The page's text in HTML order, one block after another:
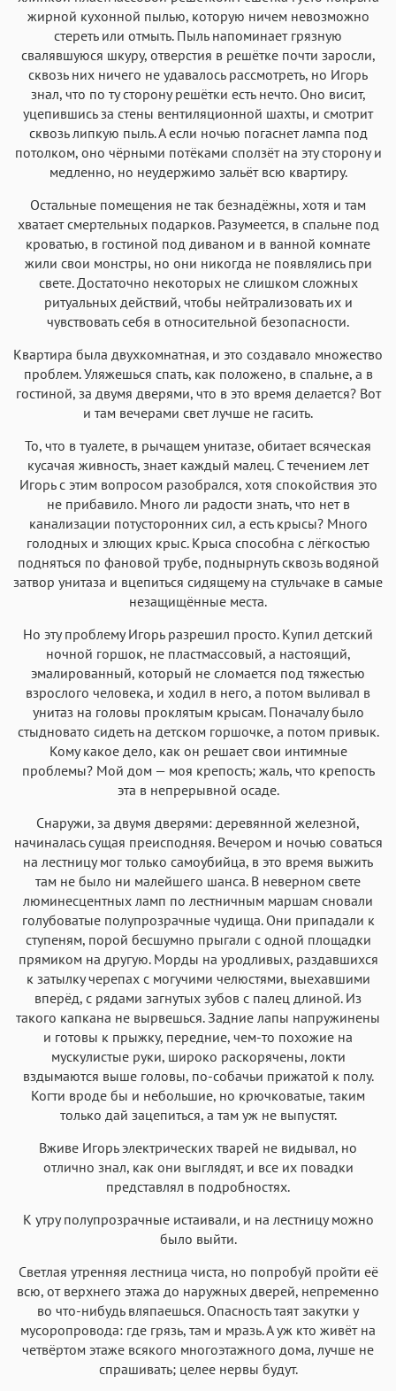
жирной кухонной пылью, которую ничем невозможно
стереть или отмыть. Пыль напоминает грязную
свалявшуюся шкуру, отверстия в решётке почти заросли,
сквозь них ничего не удавалось рассмотреть, но Игорь
знал, что по ту сторону решётки есть нечто. Оно висит,
уцепившись за стены вентиляционной шахты, и смотрит
сквозь липкую пыль. А если ночью погаснет лампа под
потолком, оно чёрными потёками сползёт на эту сторону и
медленно, но неудержимо зальёт всю квартиру.
Остальные помещения не так безнадёжны, хотя и там
хватает смертельных подарков. Разумеется, в спальне под
кроватью, в гостиной под диваном и в ванной комнате
жили свои монстры, но они никогда не появлялись при
свете. Достаточно некоторых не слишком сложных
ритуальных действий, чтобы нейтрализовать их и
чувствовать себя в относительной безопасности.
Квартира была двухкомнатная, и это создавало множество
проблем. Уляжешься спать, как положено, в спальне, а в
гостиной, за двумя дверями, что в это время делается? Вот
и там вечерами свет лучше не гасить.
То, что в туалете, в рычащем унитазе, обитает всяческая
кусачая живность, знает каждый малец. С течением лет
Игорь с этим вопросом разобрался, хотя спокойствия это
не прибавило. Много ли радости знать, что нет в
канализации потусторонних сил, а есть крысы? Много
голодных и злющих крыс. Крыса способна с лёгкостью
подняться по фановой трубе, поднырнуть сквозь водяной
затвор унитаза и вцепиться сидящему на стульчаке в самые
незащищённые места.
Но эту проблему Игорь разрешил просто. Купил детский
ночной горшок, не пластмассовый, а настоящий,
эмалированный, который не сломается под тяжестью
взрослого человека, и ходил в него, а потом выливал в
унитаз на головы проклятым крысам. Поначалу было
стыдновато сидеть на детском горшочке, а потом привык.
Кому какое дело, как он решает свои интимные
проблемы? Мой дом — моя крепость; жаль, что крепость
эта в непрерывной осаде.
Снаружи, за двумя дверями: деревянной железной,
начиналась сущая преисподняя. Вечером и ночью соваться
на лестницу мог только самоубийца, в это время выжить
там не было ни малейшего шанса. В неверном свете
люминесцентных ламп по лестничным маршам сновали
голубоватые полупрозрачные чудища. Они припадали к
ступеням, порой бесшумно прыгали с одной площадки
прямиком на другую. Морды на уродливых, раздавшихся
к затылку черепах с могучими челюстями, выехавшими
вперёд, с рядами загнутых зубов с палец длиной. Из
такого капкана не вырвешься. Задние лапы напружинены
и готовы к прыжку, передние, чем-то похожие на
мускулистые руки, широко раскорячены, локти
вздымаются выше головы, по-собачьи прижатой к полу.
Когти вроде бы и небольшие, но крючковатые, таким
только дай зацепиться, а там уж не выпустят.
Вживе Игорь электрических тварей не видывал, но
отлично знал, как они выглядят, и все их повадки
представлял в подробностях.
К утру полупрозрачные истаивали, и на лестницу можно
было выйти.
Светлая утренняя лестница чиста, но попробуй пройти её
всю, от верхнего этажа до наружных дверей, непременно
во что-нибудь вляпаешься. Опасность таят закутки у
мусоропровода: где грязь, там и мразь. А уж кто живёт на
четвёртом этаже всякого многоэтажного дома, лучше не
спрашивать; целее нервы будут.